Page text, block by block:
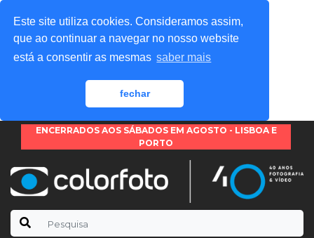
Este site utiliza cookies. Consideramos assim,
que ao continuar a navegar no nosso website
está a consentir as mesmas saber mais
fechar
ENCERRADOS AOS SÁBADOS EM AGOSTO - LISBOA E
PORTO